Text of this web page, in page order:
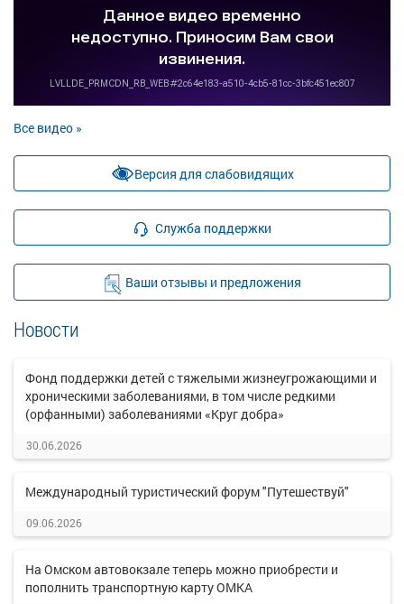
Все видео »
Версия для слабовидящих
Служба поддержки
Ваши отзывы и предложения
Новости
Фонд поддержки детей с тяжелыми жизнеугрожающими и
хроническими заболеваниями, в том числе редкими
(орфанными) заболеваниями «Круг добра»
30.06.2026
Международный туристический форум "Путешествуй"
09.06.2026
На Омском автовокзале теперь можно приобрести и
пополнить транспортную карту ОМКА